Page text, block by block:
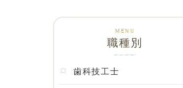
職種別
歯科技工士